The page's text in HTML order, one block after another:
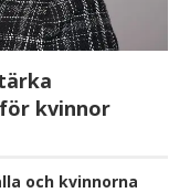
kvinnor
och kvinnorna